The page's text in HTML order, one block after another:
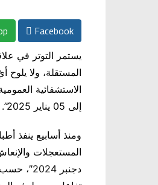
Facebook
يستمر التوتر في
إلى 05 يناير 2025”.
ومنذ أسابيع ينفذ
دجنبر